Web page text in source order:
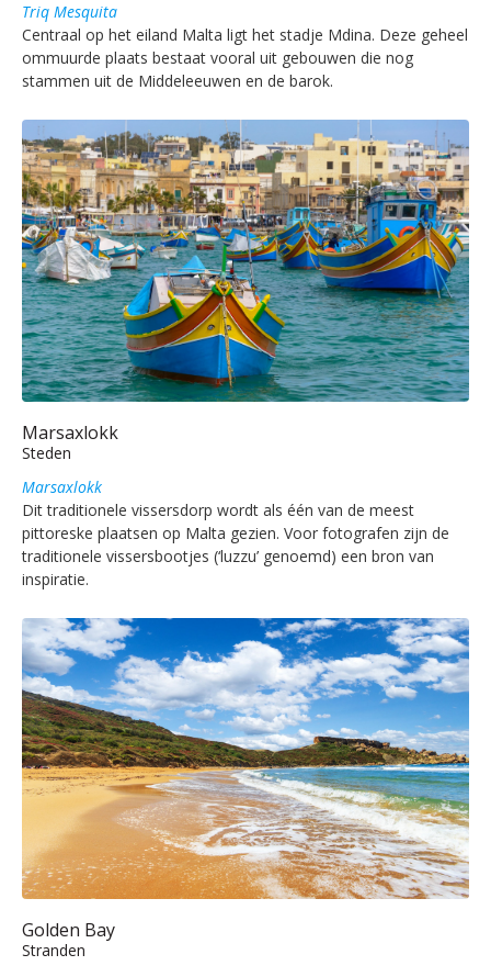
Triq Mesquita
Centraal op het eiland Malta ligt het stadje Mdina. Deze geheel
ommuurde plaats bestaat vooral uit gebouwen die nog
stammen uit de Middeleeuwen en de barok.
Marsaxlokk
Steden
Marsaxlokk
Dit traditionele vissersdorp wordt als één van de meest
pittoreske plaatsen op Malta gezien. Voor fotografen zijn de
traditionele vissersbootjes (‘luzzu’ genoemd) een bron van
inspiratie.
Golden Bay
Stranden